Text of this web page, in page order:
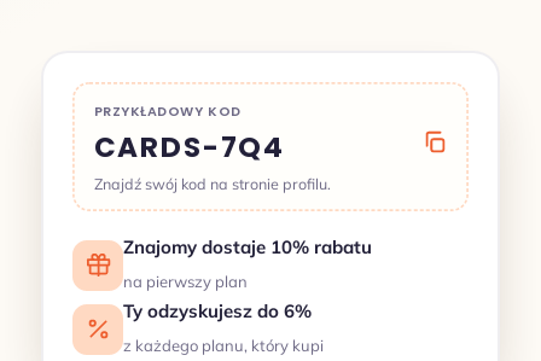
PRZYKŁADOWY KOD
CARDS-7Q4
Znajdź swój kod na stronie profilu.
Znajomy dostaje 10% rabatu
na pierwszy plan
Ty odzyskujesz do 6%
z każdego planu, który kupi